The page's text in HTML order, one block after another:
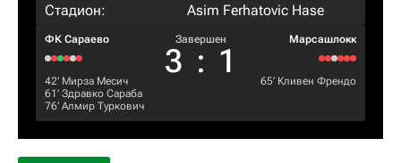
Стадион:
Asim Ferhatovic Hase
ФК Сараево Завершен
3 : 1
Марсашлокк
42‎’‎ Мирза Месич
61‎’‎ Здравко Сараба
76‎’‎ Алмир Туркович
65‎’‎ Кливен Френдо